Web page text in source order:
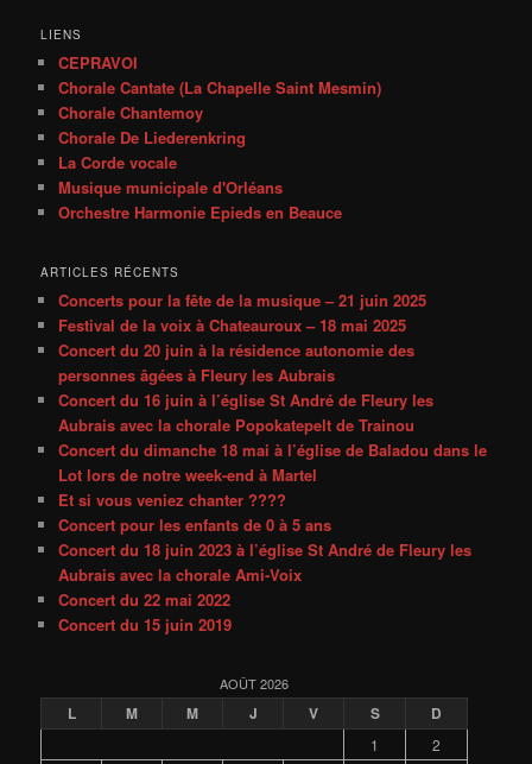
LIENS
CEPRAVOI
Chorale Cantate (La Chapelle Saint Mesmin)
Chorale Chantemoy
Chorale De Liederenkring
La Corde vocale
Musique municipale d'Orléans
Orchestre Harmonie Epieds en Beauce
ARTICLES RÉCENTS
Concerts pour la fête de la musique – 21 juin 2025
Festival de la voix à Chateauroux – 18 mai 2025
Concert du 20 juin à la résidence autonomie des
personnes âgées à Fleury les Aubrais
Concert du 16 juin à l’église St André de Fleury les
Aubrais avec la chorale Popokatepelt de Trainou
Concert du dimanche 18 mai à l’église de Baladou dans le
Lot lors de notre week-end à Martel
Et si vous veniez chanter ????
Concert pour les enfants de 0 à 5 ans
Concert du 18 juin 2023 à l’église St André de Fleury les
Aubrais avec la chorale Ami-Voix
Concert du 22 mai 2022
Concert du 15 juin 2019
AOÛT 2026
L M M J V S D
1
2